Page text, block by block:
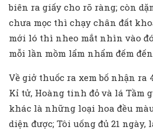
biên ra giấy cho rõ ràng; còn
chưa mọc thì chạy chân đất
mới ló thì nheo mắt nhìn vào
mỗi lần mồm lẩm nhẩm đếm đến
Về giở thuốc ra xem bố nhận ra
Kỉ tử, Hoàng tinh đỏ và lá Tầm
khác là những loại hoa đều
diện được; Tôi uống đủ 21 ngày,